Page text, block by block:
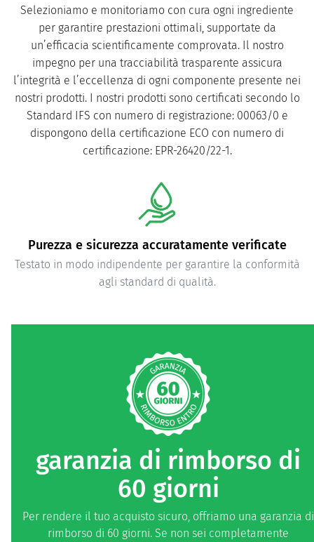
Selezioniamo e monitoriamo con cura ogni ingrediente
per garantire prestazioni ottimali, supportate da
un’efficacia scientificamente comprovata. Il nostro
impegno per una tracciabilità trasparente assicura
l’integrità e l’eccellenza di ogni componente presente nei
nostri prodotti. I nostri prodotti sono certificati secondo lo
Standard IFS con numero di registrazione: 00063/0 e
dispongono della certificazione ECO con numero di
certificazione: EPR-26420/22-1.
Purezza e sicurezza accuratamente verificate
Testato in modo indipendente per garantire la conformità
agli standard di qualità.
garanzia di rimborso di
60 giorni
Per rendere il tuo acquisto sicuro, offriamo una garanzia di
rimborso di 60 giorni. Se non sei completamente